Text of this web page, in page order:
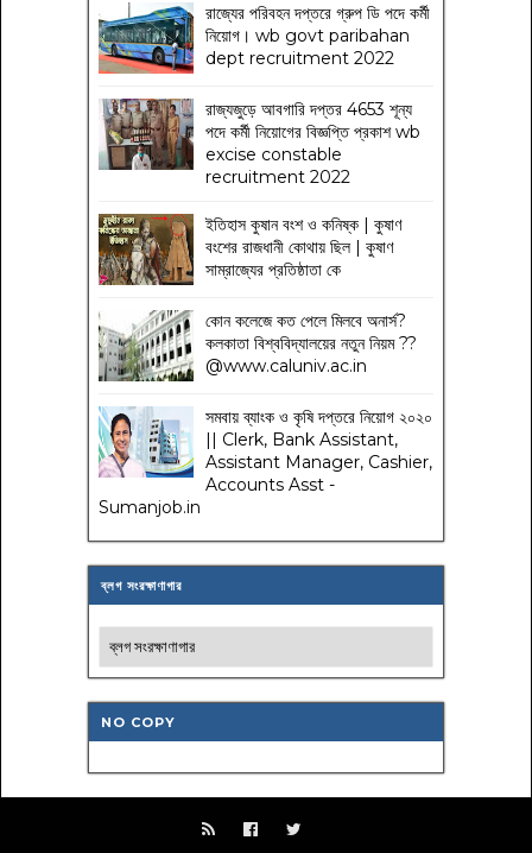
রাজ্যের পরিবহন দপ্তরে গ্রুপ ডি পদে কর্মী
নিয়োগ। wb govt paribahan
dept recruitment 2022
রাজ্যজুড়ে আবগারি দপ্তর 4653 শূন্য
পদে কর্মী নিয়োগের বিজ্ঞপ্তি প্রকাশ wb
excise constable
recruitment 2022
ইতিহাস কুষান বংশ ও কনিষ্ক | কুষাণ
বংশের রাজধানী কোথায় ছিল | কুষাণ
সাম্রাজ্যের প্রতিষ্ঠাতা কে
কোন কলেজে কত পেলে মিলবে অনার্স?
কলকাতা বিশ্ববিদ্যালয়ের নতুন নিয়ম??
@www.caluniv.ac.in
সমবায় ব্যাংক ও কৃষি দপ্তরে নিয়োগ ২০২০
|| Clerk, Bank Assistant,
Assistant Manager, Cashier,
Accounts Asst -
Sumanjob.in
ব্লগ সংরক্ষাণাগার
NO COPY